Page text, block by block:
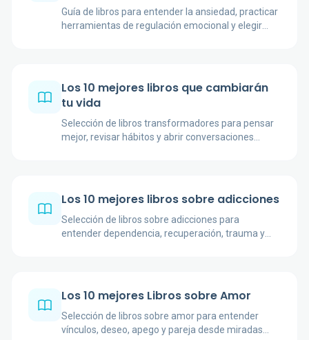
Guía de libros para entender la ansiedad, practicar
herramientas de regulación emocional y elegir
Los 10 mejores libros que cambiarán
tu vida
Selección de libros transformadores para pensar
mejor, revisar hábitos y abrir conversaciones
Los 10 mejores libros sobre adicciones
Selección de libros sobre adicciones para
entender dependencia, recuperación, trauma y
Los 10 mejores Libros sobre Amor
Selección de libros sobre amor para entender
vínculos, deseo, apego y pareja desde miradas